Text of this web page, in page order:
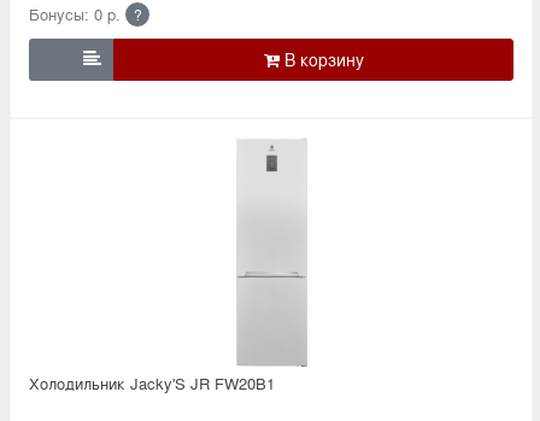
Бонусы: 0 р. ?

Холодильник Jacky'S JR FW20B1